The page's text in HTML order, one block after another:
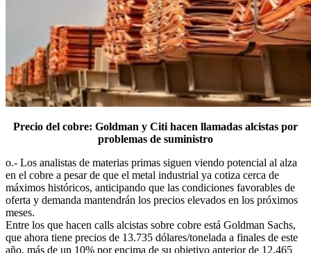
Precio del cobre: Goldman y Citi hacen llamadas alcistas por
problemas de suministro
o.- Los analistas de materias primas siguen viendo potencial al alza
en el cobre a pesar de que el metal industrial ya cotiza cerca de
máximos históricos, anticipando que las condiciones favorables de
oferta y demanda mantendrán los precios elevados en los próximos
meses.
Entre los que hacen calls alcistas sobre cobre está Goldman Sachs,
que ahora tiene precios de 13.735 dólares/tonelada a finales de este
año, más de un 10% por encima de su objetivo anterior de 12.465